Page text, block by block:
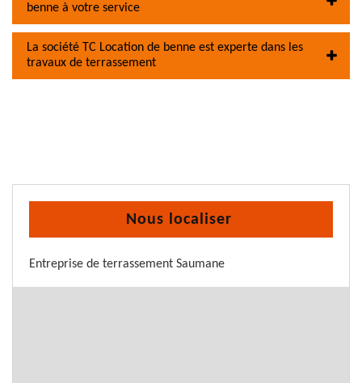
benne à votre service
La société TC Location de benne est experte dans les
travaux de terrassement
Nous localiser
Entreprise de terrassement Saumane